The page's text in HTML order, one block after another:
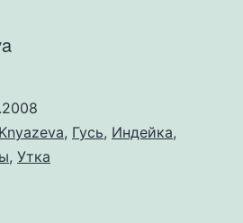
, Гусь, Индейка,
, Утка